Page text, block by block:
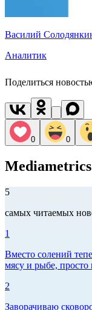
Василий
Аналитик
Поделиться
0 0
Mediametrics
5
самых читаемых
1
Вместо солений
мясу и рыбе, просто
2
Заворачиваю